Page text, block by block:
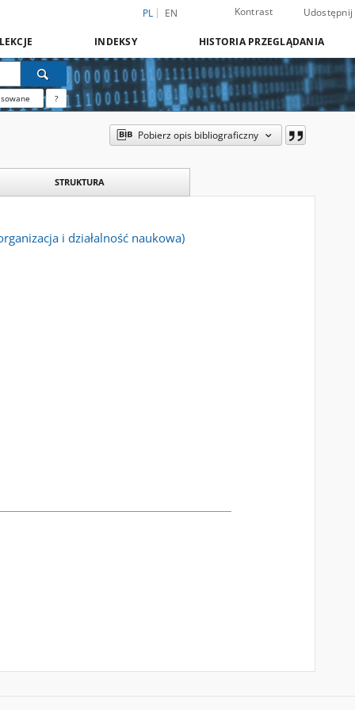
PL EN Kontrast Udostępnij
INDEKSY HISTORIA PRZEGLĄDANIA
?
Pobierz opis bibliograficzny
STRUKTURA
i działalność naukowa)